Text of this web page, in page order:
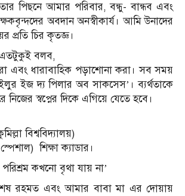
পিছনে আমার পরিবার, বন্ধু- বান্ধব এবং
অবদান অনস্বীকার্য। আমি উনাদের
প্রতি চির কৃতজ্ঞ।
এতটুকুই বলব,
এবং ধারাবাহিক পড়াশোনা করা। সব সময়
ইজ দ্য পিলার অব সাকসেস’। ব্যর্থতাকে
নিজের স্বপ্নের দিকে এগিয়ে যেতে হবে।
বিশ্ববিদ্যালয়)
শিক্ষা ক্যাডার।
কখনো বৃথা যায় না’
রহমত এবং আমার বাবা মা এর দোয়ায়